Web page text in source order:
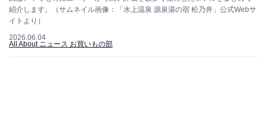
紹介します。（サムネイル画像：「水上温泉 源泉湯の宿 松乃井」公式Webサ
イトより）
2026.06.04
All About ニュース お買いもの部